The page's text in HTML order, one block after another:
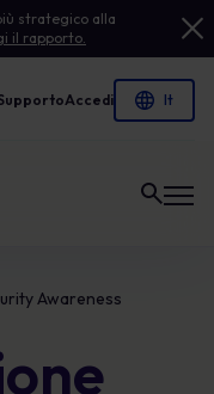
strategico alla
il rapporto.
Accedi
Awareness